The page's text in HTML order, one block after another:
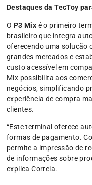
Destaques da TecToy
O P3 Mix é o primeiro
brasileiro que integra
oferecendo uma solução
grandes mercados e
custo acessível em
Mix possibilita aos
negócios, simplificando
experiência de compra
clientes.
“Este terminal oferece
formas de pagamento.
permite a impressão de
de informações sobre
explica Correia.